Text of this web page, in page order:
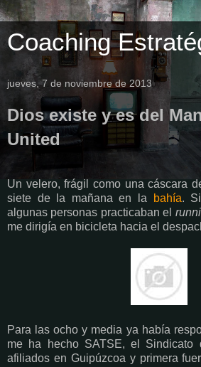
Coaching
jueves, 7 de noviembre de 2013
Dios existe y es del
United
Un velero, frágil como una cáscara
siete de la mañana en la
bahía.
algunas personas practicaban el
me dirigía en bicicleta hacia el
Para las ocho y media ya había
me ha hecho SATSE, el Sindicato
afiliados en Guipúzcoa y primera